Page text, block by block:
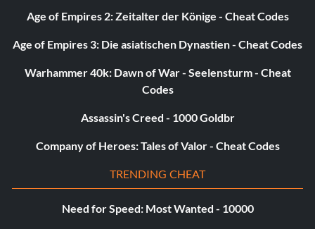
Pfeil in das Lagerfeuer, damit es aufleuchtet und die
Feinde sich dort versammeln, um es zu untersuchen.
haben, ist es ein Leichtes, sie auszuschalten.
Age of Empires 2: Zeitalter der Könige - Cheat Codes
Age of Empires 3: Die asiatischen Dynastien - Cheat Codes
Warhammer 40k: Dawn of War - Seelensturm - Cheat
Codes
Assassin's Creed - 1000 Goldbr
Company of Heroes: Tales of Valor - Cheat Codes
TRENDING CHEAT
Need for Speed: Most Wanted - 10000